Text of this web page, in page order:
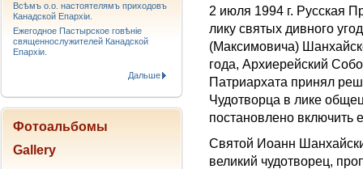
2 июля 1994 г. Русская
лику святых дивного
(Максимовича)
года, Архиерейский
Патриархата принял
Чудотворца в лике
постановлено включить
Святой Иоанн
великий чудотворец,
Всѣмъ о.о. настоятелямъ приходовъ
Канадской Епархiи.
Ежегодное Пастырское говѣніе
священнослужителей Канадской
Епархіи.
Дальше
Фотоальбомы
Gallery